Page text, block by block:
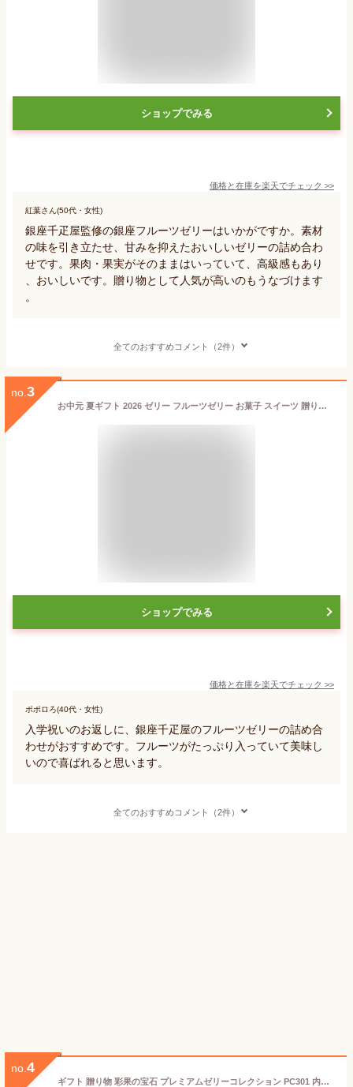
ショップでみる
価格と在庫を楽天でチェック >>
紅葉さん(50代・女性)
銀座千疋屋監修の銀座フルーツゼリーはいかがですか。素材
の味を引き立たせ、甘みを抑えたおいしいゼリーの詰め合わ
せです。果肉・果実がそのままはいっていて、高級感もあり
、おいしいです。贈り物として人気が高いのもうなづけます
。
全てのおすすめコメント（2件）
no. 3
お中元 夏ギフト 2026 ゼリー フルーツゼリー お菓子 スイーツ 贈り物 ギフト 千疋屋 パティスリー銀座千疋屋 送料無料 銀座ゼリー9個
ショップでみる
価格と在庫を楽天でチェック >>
ポポロろ(40代・女性)
入学祝いのお返しに、銀座千疋屋のフルーツゼリーの詰め合
わせがおすすめです。フルーツがたっぷり入っていて美味し
いので喜ばれると思います。
全てのおすすめコメント（2件）
no. 4
ギフト 贈り物 彩果の宝石 プレミアムゼリーコレクション PC301 内祝 御祝 個包装 手土産